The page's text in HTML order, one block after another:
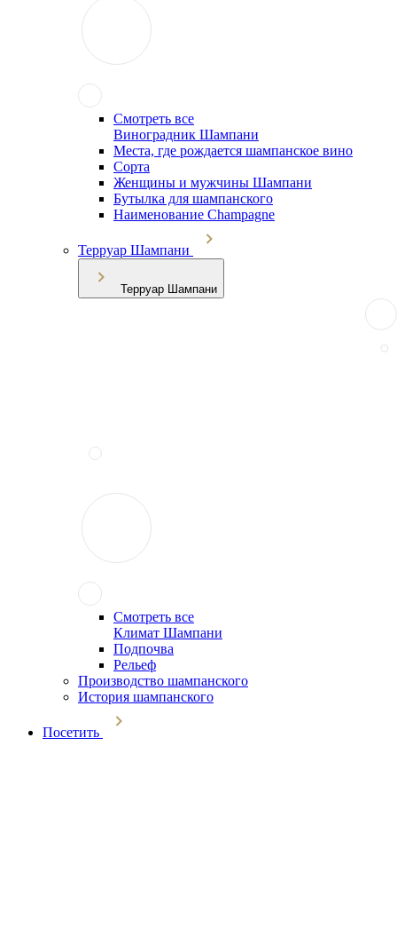
Смотреть все
Виноградник Шампани
Места, где рождается шампанское вино
Сорта
Женщины и мужчины Шампани
Бутылка для шампанского
Наименование Champagne
Терруар Шампани
Терруар Шампани
Смотреть все
Климат Шампани
Подпочва
Рельеф
Производство шампанского
История шампанского
Посетить